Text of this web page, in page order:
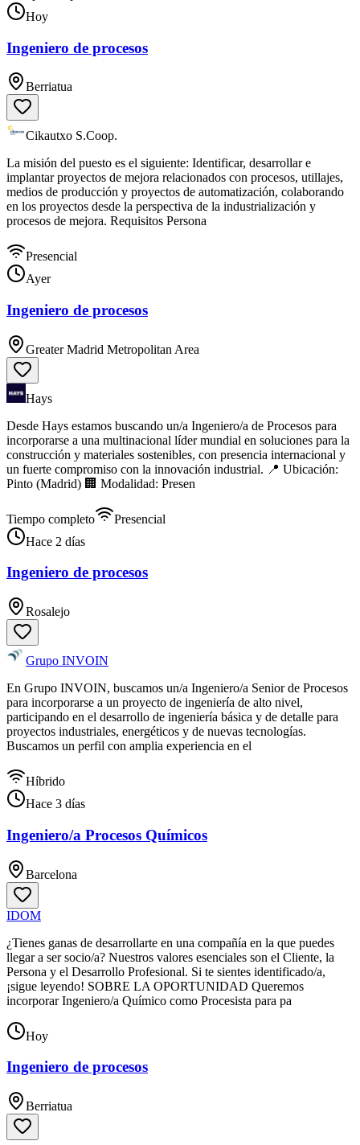
Hoy
Ingeniero de procesos
Berriatua
Cikautxo S.Coop.
La misión del puesto es el siguiente: Identificar, desarrollar e
implantar proyectos de mejora relacionados con procesos, utillajes,
medios de producción y proyectos de automatización, colaborando
en los proyectos desde la perspectiva de la industrialización y
procesos de mejora. Requisitos Persona
Presencial
Ayer
Ingeniero de procesos
Greater Madrid Metropolitan Area
Hays
Desde Hays estamos buscando un/a Ingeniero/a de Procesos para
incorporarse a una multinacional líder mundial en soluciones para la
construcción y materiales sostenibles, con presencia internacional y
un fuerte compromiso con la innovación industrial. 📍 Ubicación:
Pinto (Madrid) 🏢 Modalidad: Presen
Tiempo completo
Presencial
Hace 2 días
Ingeniero de procesos
Rosalejo
Grupo INVOIN
En Grupo INVOIN, buscamos un/a Ingeniero/a Senior de Procesos
para incorporarse a un proyecto de ingeniería de alto nivel,
participando en el desarrollo de ingeniería básica y de detalle para
proyectos industriales, energéticos y de nuevas tecnologías.
Buscamos un perfil con amplia experiencia en el
Híbrido
Hace 3 días
Ingeniero/a Procesos Químicos
Barcelona
IDOM
¿Tienes ganas de desarrollarte en una compañía en la que puedes
llegar a ser socio/a? Nuestros valores esenciales son el Cliente, la
Persona y el Desarrollo Profesional. Si te sientes identificado/a,
¡sigue leyendo! SOBRE LA OPORTUNIDAD Queremos
incorporar Ingeniero/a Químico como Procesista para pa
Hoy
Ingeniero de procesos
Berriatua